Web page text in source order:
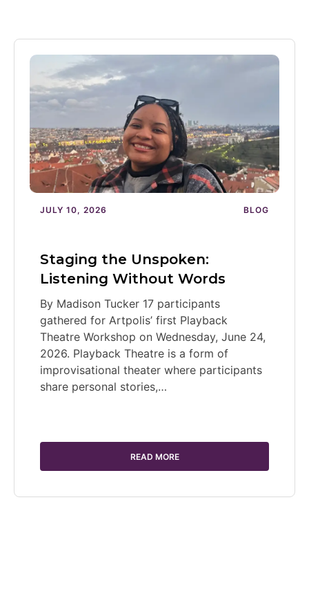
JULY 10, 2026 BLOG
Staging the Unspoken:
Listening Without Words
By Madison Tucker 17 participants
gathered for Artpolis’ first Playback
Theatre Workshop on Wednesday, June 24,
2026. Playback Theatre is a form of
improvisational theater where participants
share personal stories,…
READ MORE